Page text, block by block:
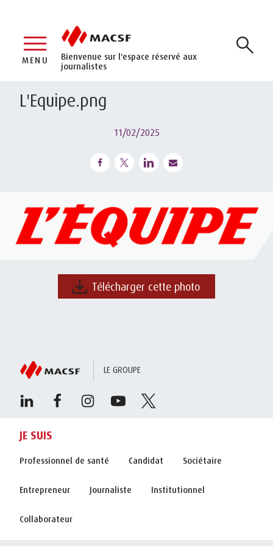
Bienvenue sur l'espace réservé aux
journalistes
MENU
L'Equipe.png
11/02/2025
Télécharger cette photo
LE GROUPE
JE SUIS
Professionnel de santé Candidat Sociétaire
Entrepreneur Journaliste Institutionnel
Collaborateur